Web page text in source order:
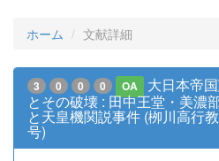
ホーム 文献詳細
3 0 0 0 OA
大日本帝
とその破壊 : 田中王堂・美濃
と天皇機関説事件 (栁川高行
号)